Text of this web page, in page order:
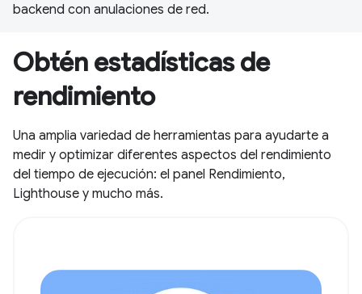
backend con anulaciones de red.
Obtén estadísticas de
rendimiento
Una amplia variedad de herramientas para ayudarte a
medir y optimizar diferentes aspectos del rendimiento
del tiempo de ejecución: el panel Rendimiento,
Lighthouse y mucho más.